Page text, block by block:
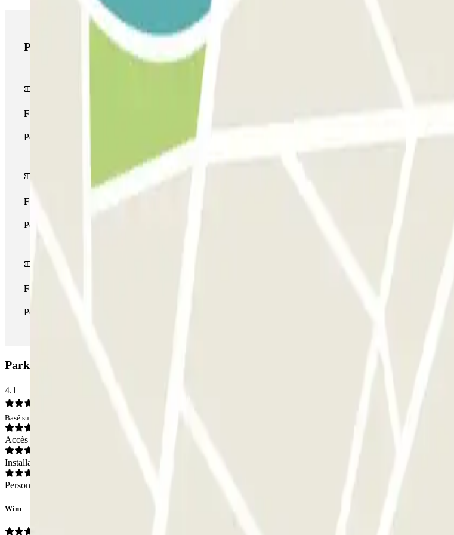
Produits Parclick
Forfait Simple
Pendant votre séjour, vous ne pourrez entrer et sortir du parking qu'une seule fois
Forfait de stationnement multiple
Pendant votre séjour, vous pouvez utiliser l'ensemble du réseau de parkings de cet opérateur disponible sur Parclick.
Forfait illimité
Pendant votre séjour, vous pouvez entrer et sortir du parking aussi souvent que vous le souhaitez.
Parking APK2 Pio XII - Amara la: Avis
4.1
Basé sur 53 avis
Accès
Installations
Personnel
Wim